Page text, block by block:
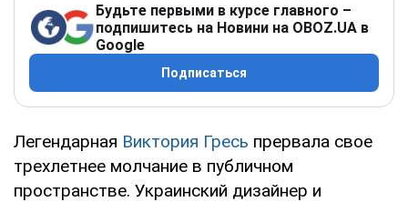
Будьте первыми в курсе главного –
подпишитесь на Новини на OBOZ.UA в
Google
Подписаться
Легендарная Виктория Гресь прервала свое
трехлетнее молчание в публичном
пространстве. Украинский дизайнер и